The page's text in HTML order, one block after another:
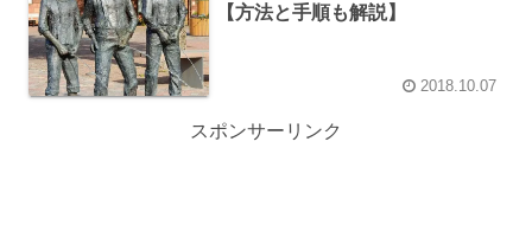
【方法と手順も解説】
2018.10.07
スポンサーリンク